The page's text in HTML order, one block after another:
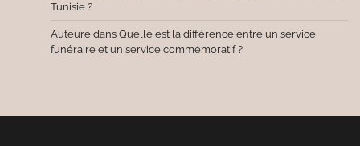
Tunisie ?
Auteure dans Quelle est la différence entre un service
funéraire et un service commémoratif ?